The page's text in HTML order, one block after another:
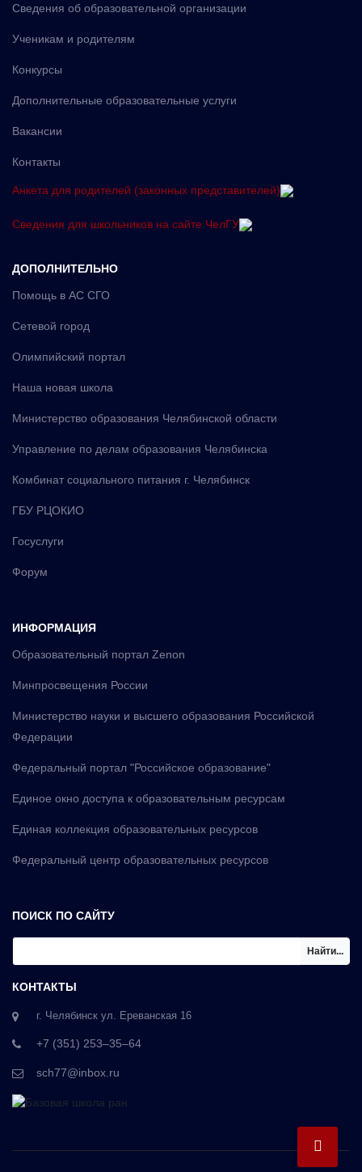
Сведения об образовательной организации
Ученикам и родителям
Конкурсы
Дополнительные образовательные услуги
Вакансии
Контакты
Анкета для родителей (законных представителей)
Сведения для школьников на сайте ЧелГУ
ДОПОЛНИТЕЛЬНО
Помощь в АС СГО
Сетевой город
Олимпийский портал
Наша новая школа
Министерство образования Челябинской области
Управление по делам образования Челябинска
Комбинат социального питания г. Челябинск
ГБУ РЦОКИО
Госуслуги
Форум
ИНФОРМАЦИЯ
Образовательный портал Zenon
Минпросвещения России
Министерство науки и высшего образования Российской
Федерации
Федеральный портал "Российское образование"
Единое окно доступа к образовательным ресурсам
Единая коллекция образовательных ресурсов
Федеральный центр образовательных ресурсов
ПОИСК ПО САЙТУ
Найти...
КОНТАКТЫ
г. Челябинск ул. Ереванская 16
+7 (351) 253‒35‒64
sch77@inbox.ru